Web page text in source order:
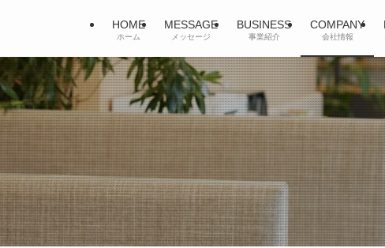
HOME
ホーム
MESSAGE
メッセージ
BUSINESS
事業紹介
COMPANY
会社情報